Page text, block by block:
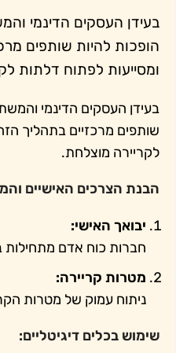
בעידן העסקים הדינמי
הופכות להיות שותפים
ומסייעות לפתוח דלתות
בעידן העסקים הדינמי
שותפים מרכזיים בתהליך
לקריירה מוצלחת.
הבנת הצרכים האישיים
יבואך האישי:
חברות כוח אדם מתחילות
מטרות קריירה:
ניתוח עמוק של מטרות
שימוש בכלים דיגיטליים: